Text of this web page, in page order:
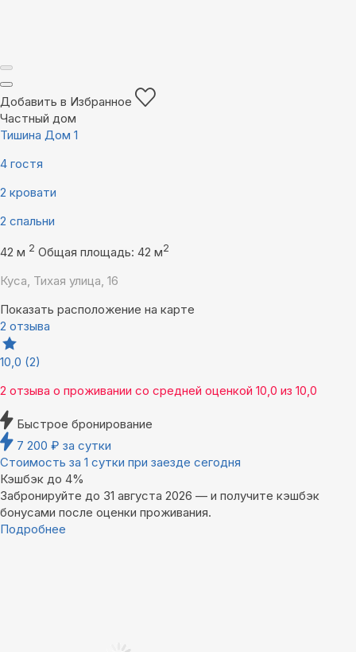
Добавить в Избранное
Частный дом
Тишина Дом 1
4 гостя
2 кровати
2 спальни
42 м 2 Общая площадь: 42 м2
Куса, Тихая улица, 16
Показать расположение на карте
2 отзыва
10,0 (2)
2 отзыва о проживании со средней оценкой 10,0 из 10,0
Быстрое бронирование
7 200 ₽ за сутки
Стоимость за 1 сутки при заезде сегодня
Кэшбэк до 4%
Забронируйте до 31 августа 2026 — и получите кэшбэк
бонусами после оценки проживания.
Подробнее